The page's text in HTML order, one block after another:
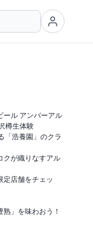
ール アンバーアル
樽生体験
「浩養園」のクラ
クが織りなすアル
定店舗をチェッ
」を味わおう！